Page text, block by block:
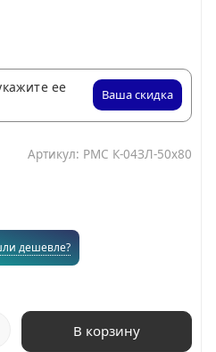
ее
Ваша скидка
Артикул: РМС К-04ЗЛ-50х80
дешевле?
В корзину